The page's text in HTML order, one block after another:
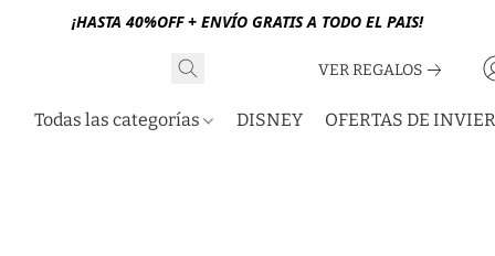
¡HASTA 40%OFF + ENVÍO GRATIS A TODO EL PAIS!
VER REGALOS
Todas las categorías DISNEY OFERTAS DE